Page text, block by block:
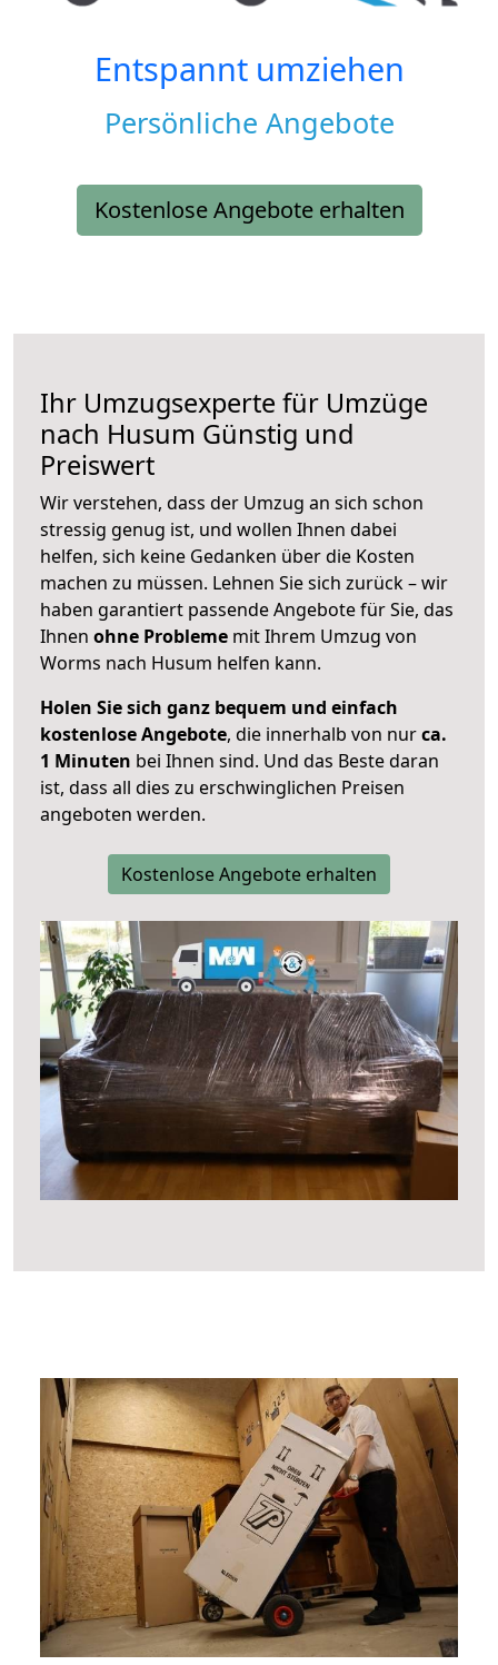
Entspannt umziehen
Persönliche Angebote
Kostenlose Angebote erhalten
Ihr Umzugsexperte für Umzüge
nach Husum Günstig und
Preiswert
Wir verstehen, dass der Umzug an sich schon
stressig genug ist, und wollen Ihnen dabei
helfen, sich keine Gedanken über die Kosten
machen zu müssen. Lehnen Sie sich zurück – wir
haben garantiert passende Angebote für Sie, das
Ihnen ohne Probleme mit Ihrem Umzug von
Worms nach Husum helfen kann.
Holen Sie sich ganz bequem und einfach
kostenlose Angebote, die innerhalb von nurca.
1 Minuten bei Ihnen sind. Und das Beste daran
ist, dass all dies zu erschwinglichen Preisen
angeboten werden.
Kostenlose Angebote erhalten